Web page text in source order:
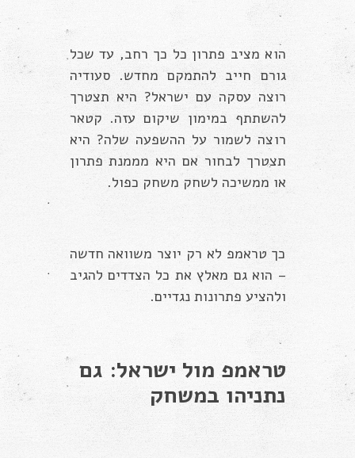
הוא מציב פתרון כל כך רחב, עד שכל
גורם חייב להתמקם מחדש. סעודיה
רוצה עסקה עם ישראל? היא תצטרך
להשתתף במימון שיקום עזה. קטאר
רוצה לשמור על ההשפעה שלה? היא
תצטרך לבחור אם היא מממנת פתרון
או ממשיכה לשחק משחק כפול.
כך טראמפ לא רק יוצר משוואה חדשה
– הוא גם מאלץ את כל הצדדים להגיב
ולהציע פתרונות נגדיים.
טראמפ מול ישראל: גם
נתניהו במשחק